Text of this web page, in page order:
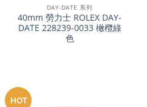
DAY-DATE 系列
40mm 勞力士 ROLEX DAY-
DATE 228239-0033 橄欖綠
色
HOT